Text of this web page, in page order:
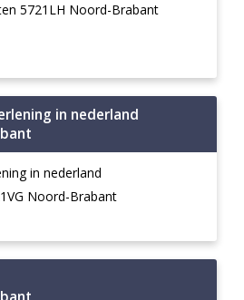
5721LH Noord-Brabant
in nederland
in nederland
Noord-Brabant